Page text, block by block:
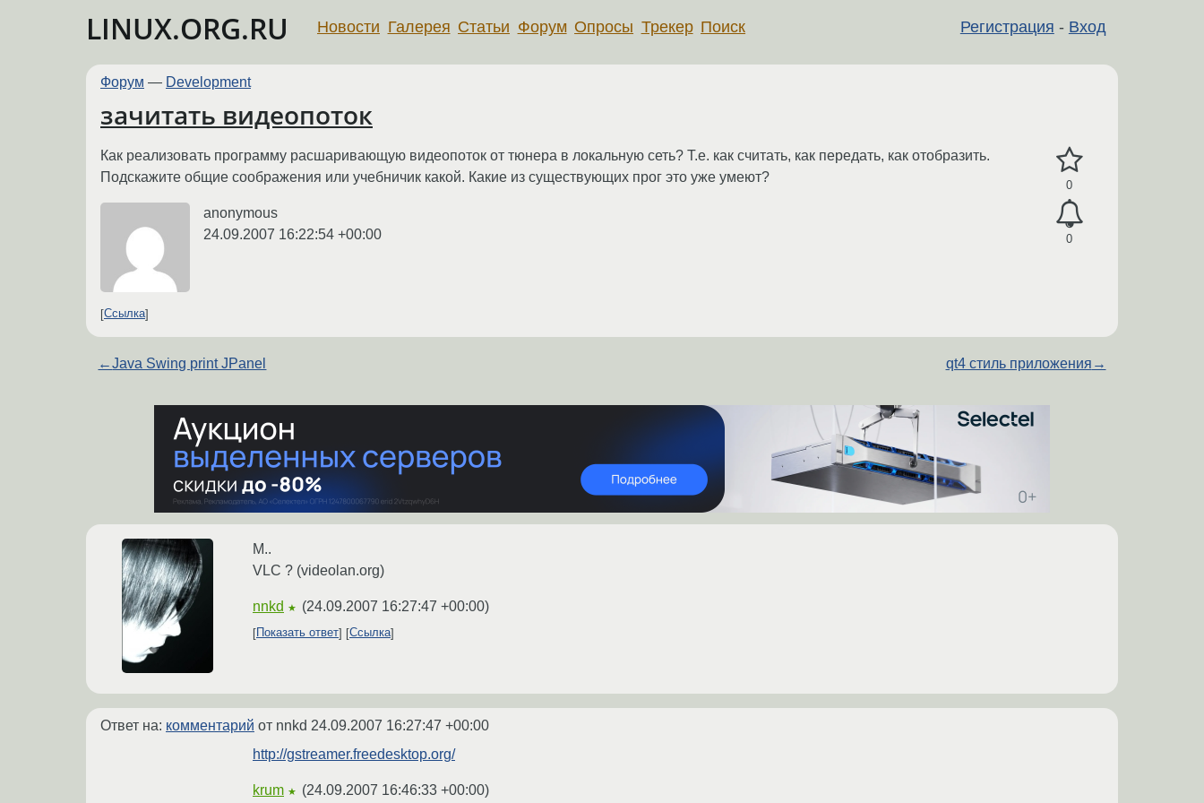
LINUX.ORG.RU Регистрация - Вход
Новости Галерея Статьи Форум Опросы Трекер Поиск
Форум — Development
зачитать видеопоток
0
0
Как реализовать программу расшаривающую видеопоток от тюнера в локальную сеть? Т.е. как считать, как передать, как отобразить.
Подскажите общие соображения или учебничик какой. Какие из существующих прог это уже умеют?
anonymous
24.09.2007 16:22:54 +00:00
Ссылка
←Java Swing print JPanel qt4 стиль приложения →
М..
VLC ? (videolan.org)
nnkd ★ (24.09.2007 16:27:47 +00:00)
Показать ответ Ссылка
Ответ на: комментарий от nnkd 24.09.2007 16:27:47 +00:00
http://gstreamer.freedesktop.org/
krum ★ (24.09.2007 16:46:33 +00:00)